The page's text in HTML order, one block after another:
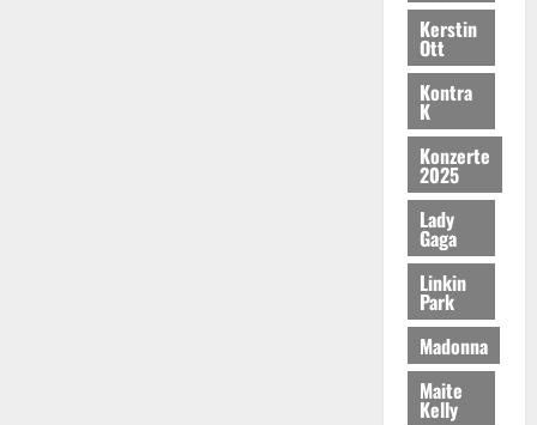
Kerstin
Ott
Kontra
K
Konzerte
2025
Lady
Gaga
Linkin
Park
Madonna
Maite
Kelly